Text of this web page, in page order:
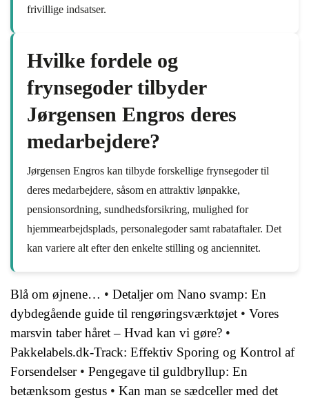
frivillige indsatser.
Hvilke fordele og
frynsegoder tilbyder
Jørgensen Engros deres
medarbejdere?
Jørgensen Engros kan tilbyde forskellige frynsegoder til
deres medarbejdere, såsom en attraktiv lønpakke,
pensionsordning, sundhedsforsikring, mulighed for
hjemmearbejdsplads, personalegoder samt rabataftaler. Det
kan variere alt efter den enkelte stilling og anciennitet.
Blå om øjnene… • Detaljer om Nano svamp: En
dybdegående guide til rengøringsværktøjet • Vores
marsvin taber håret – Hvad kan vi gøre? •
Pakkelabels.dk-Track: Effektiv Sporing og Kontrol af
Forsendelser• Pengegave til guldbryllup: En
betænksom gestus • Kan man se sædceller med det